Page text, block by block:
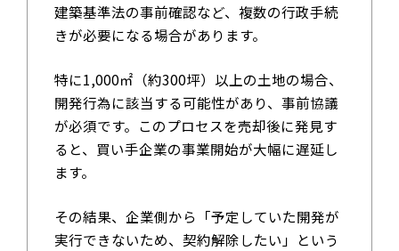
建築基準法の事前確認など、複数の行政手続
きが必要になる場合があります。
特に1,000㎡（約300坪）以上の土地の場合、
開発行為に該当する可能性があり、事前協議
が必須です。このプロセスを売却後に発見す
ると、買い手企業の事業開始が大幅に遅延し
ます。
その結果、企業側から「予定していた開発が
実行できないため、契約解除したい」という